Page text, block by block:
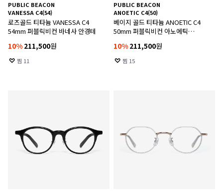
PUBLIC BEACON
VANESSA C4(54)
로즈골드 티타늄 VANESSA C4
54mm 퍼블릭비컨 바네사 안경테
10% 211,500원
찜 11
PUBLIC BEACON
ANOETIC C4(50)
베이지 골드 티타늄 ANOETIC C4
50mm 퍼블릭비컨 아노에틱
10% 211,500원
찜 15